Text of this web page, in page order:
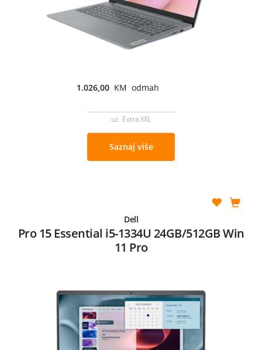
1.026,00 KM odmah
uz Extra XXL
Saznaj više
Dell
Pro 15 Essential i5-1334U 24GB/512GB Win
11 Pro